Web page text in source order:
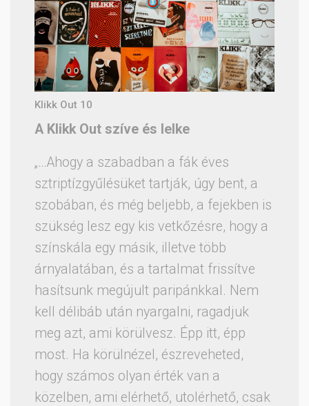
Klikk Out 10
A Klikk Out szíve és lelke
„…Ahogy a szabadban a fák éves
sztriptízgyűlésüket tartják, úgy bent, a
szobában, és még beljebb, a fejekben is
szükség lesz egy kis vetkőzésre, hogy a
színskála egy másik, illetve több
árnyalatában, és a tartalmat frissítve
hasítsunk megújult paripánkkal. Nem
kell délibáb után nyargalni, ragadjuk
meg azt, ami körülvesz. Épp itt, épp
most. Ha körülnézel, észreveheted,
hogy számos olyan érték van a
közelben, ami elérhető, utolérhető, csak